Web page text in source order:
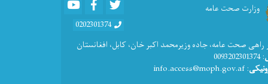
وزارت صحت عامه
0202301374
راهی صحت عامه، جاده وزیرمحمد اکبر خان، کابل، افغانستان
: 0093202301374
: info.access@moph.gov.af